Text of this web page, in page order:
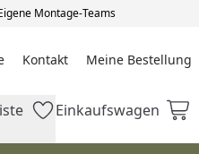
Montage-Teams
Kontakt Meine Bestellung
Meine Bestellung
Einkaufswagen
Einkaufswagen